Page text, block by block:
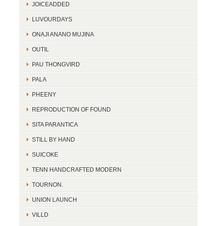
JOICEADDED
LUVOURDAYS
ONAJI ANANO MUJINA
OUTIL
PAU THONGVIRD
PALA
PHEENY
REPRODUCTION OF FOUND
SITA PARANTICA
STILL BY HAND
SUICOKE
TENN HANDCRAFTED MODERN
TOURNON.
UNION LAUNCH
VILLD